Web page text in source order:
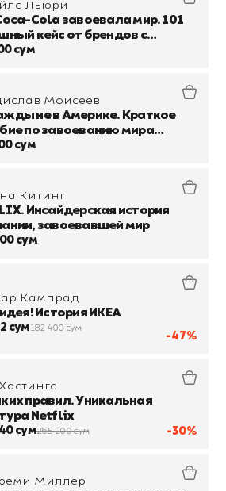
Льюри
Cola завоевала мир. 101
кейс от брендов с
именем
сум
Моисеев
не в Америке. Краткое
по завоеванию мира
средствами
сум
Китинг
Инсайдерская история
завоевавшей мир
сум
-47%
Кампрад
История ИКЕА
сум182 400 сум
-30%
правил. Уникальная
Netflix
сум265 200 сум
Миллер